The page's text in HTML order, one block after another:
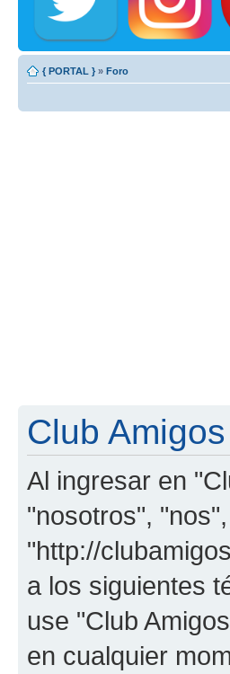
{ PORTAL } » Foro
Club
Al ingresar en
"nosotros",
"http://
a los siguientes
use "Club
en cualquier